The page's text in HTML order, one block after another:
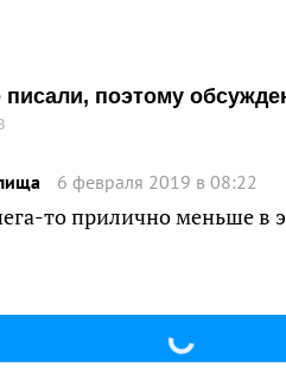
писали, поэтому
6 февраля 2019 в 08:22
то прилично меньше в